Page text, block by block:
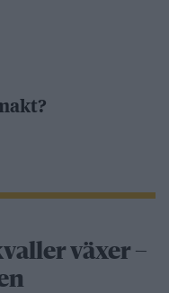
växer –